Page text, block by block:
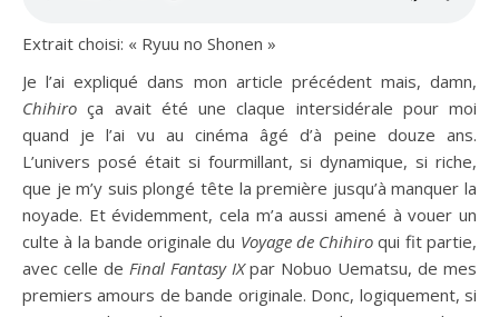
Extrait choisi: « Ryuu no Shonen »
Je l’ai expliqué dans mon article précédent mais, damn,
Chihiro ça avait été une claque intersidérale pour moi
quand je l’ai vu au cinéma âgé d’à peine douze ans.
L’univers posé était si fourmillant, si dynamique, si riche,
que je m’y suis plongé tête la première jusqu’à manquer la
noyade. Et évidemment, cela m’a aussi amené à vouer un
culte à la bande originale du Voyage de Chihiro qui fit partie,
avec celle de Final Fantasy IXpar Nobuo Uematsu, de mes
premiers amours de bande originale. Donc, logiquement, si